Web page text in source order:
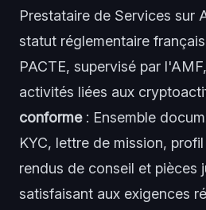
Prestataire de Services sur
statut réglementaire
PACTE, supervisé par
activités liées aux
conforme: Ensemble
KYC, lettre de mission,
rendus de conseil et pièces
satisfaisant aux exigences